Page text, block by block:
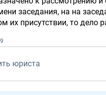
заседания, на на
их присутствии, то дело
юриста